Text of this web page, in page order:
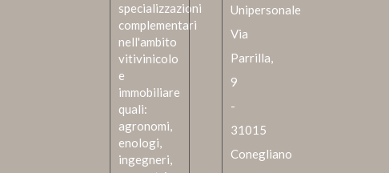
specializzazioni
complementari
nell'ambito
vitivinicolo
e
immobiliare
quali:
agronomi,
enologi,
ingegneri,
Unipersonale
Via
Parrilla,
9
-
31015
Conegliano